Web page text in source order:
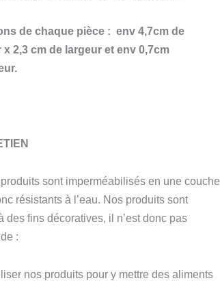
de chaque pièce : env 4,7cm de
x 2,3 cm de largeur et env 0,7cm
sont imperméabilisés en une couche
résistants à l’eau. Nos produits sont
des fins décoratives, il n’est donc pas
:
nos produits pour y mettre des aliments